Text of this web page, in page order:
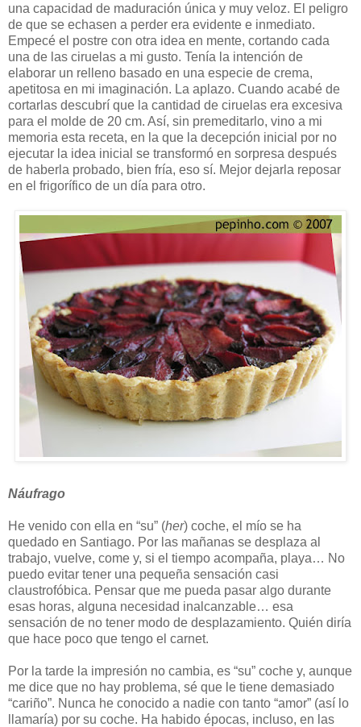
una capacidad de maduración única y muy veloz. El peligro
de que se echasen a perder era evidente e inmediato.
Empecé el postre con otra idea en mente, cortando cada
una de las ciruelas a mi gusto. Tenía la intención de
elaborar un relleno basado en una especie de crema,
apetitosa en mi imaginación. La aplazo. Cuando acabé de
cortarlas descubrí que la cantidad de ciruelas era excesiva
para el molde de 20 cm. Así, sin premeditarlo, vino a mi
memoria esta receta, en la que la decepción inicial por no
ejecutar la idea inicial se transformó en sorpresa después
de haberla probado, bien fría, eso sí. Mejor dejarla reposar
en el frigorífico de un día para otro.
Náufrago
He venido con ella en “su” (her) coche, el mío se ha
quedado en Santiago. Por las mañanas se desplaza al
trabajo, vuelve, come y, si el tiempo acompaña, playa… No
puedo evitar tener una pequeña sensación casi
claustrofóbica. Pensar que me pueda pasar algo durante
esas horas, alguna necesidad inalcanzable… esa
sensación de no tener modo de desplazamiento. Quién diría
que hace poco que tengo el carnet.
Por la tarde la impresión no cambia, es “su” coche y, aunque
me dice que no hay problema, sé que le tiene demasiado
“cariño”. Nunca he conocido a nadie con tanto “amor” (así lo
llamaría) por su coche. Ha habido épocas, incluso, en las